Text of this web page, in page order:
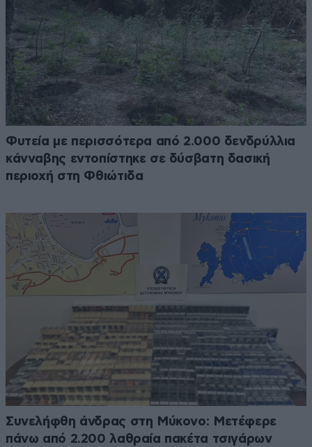
Φυτεία με περισσότερα από 2.000 δενδρύλλια
κάνναβης εντοπίστηκε σε δύσβατη δασική
περιοχή στη Φθιώτιδα
Συνελήφθη άνδρας στη Μύκονο: Μετέφερε
πάνω από 2.200 λαθραία πακέτα τσιγάρων